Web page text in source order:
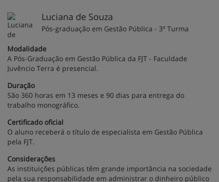
Luciana de Souza
Pós-graduação em Gestão Pública - 3ª Turma
Modalidade
A Pós-Graduação em Gestão Pública da FJT - Faculdade
Juvêncio Terra é presencial.
Duração
São 360 horas em 13 meses e 90 dias para entrega do
trabalho monográfico.
Certificado oficial
O aluno receberá o título de especialista em Gestão Pública
pela FJT.
Considerações
As instituições públicas têm grande importância na sociedade
pela sua responsabilidade em administrar o dinheiro público